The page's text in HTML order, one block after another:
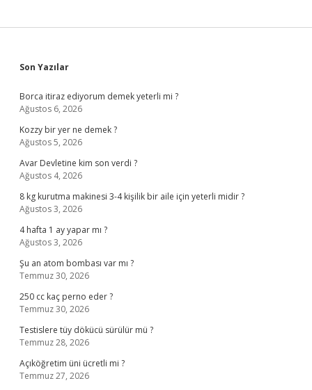
Sidebar
Son Yazılar
Borca itiraz ediyorum demek yeterli mi ?
Ağustos 6, 2026
Kozzy bir yer ne demek ?
Ağustos 5, 2026
Avar Devletine kim son verdi ?
Ağustos 4, 2026
8 kg kurutma makinesi 3-4 kişilik bir aile için yeterli midir ?
Ağustos 3, 2026
4 hafta 1 ay yapar mı ?
Ağustos 3, 2026
Şu an atom bombası var mı ?
Temmuz 30, 2026
250 cc kaç perno eder ?
Temmuz 30, 2026
Testislere tüy dökücü sürülür mü ?
Temmuz 28, 2026
Açıköğretim üni ücretli mi ?
Temmuz 27, 2026